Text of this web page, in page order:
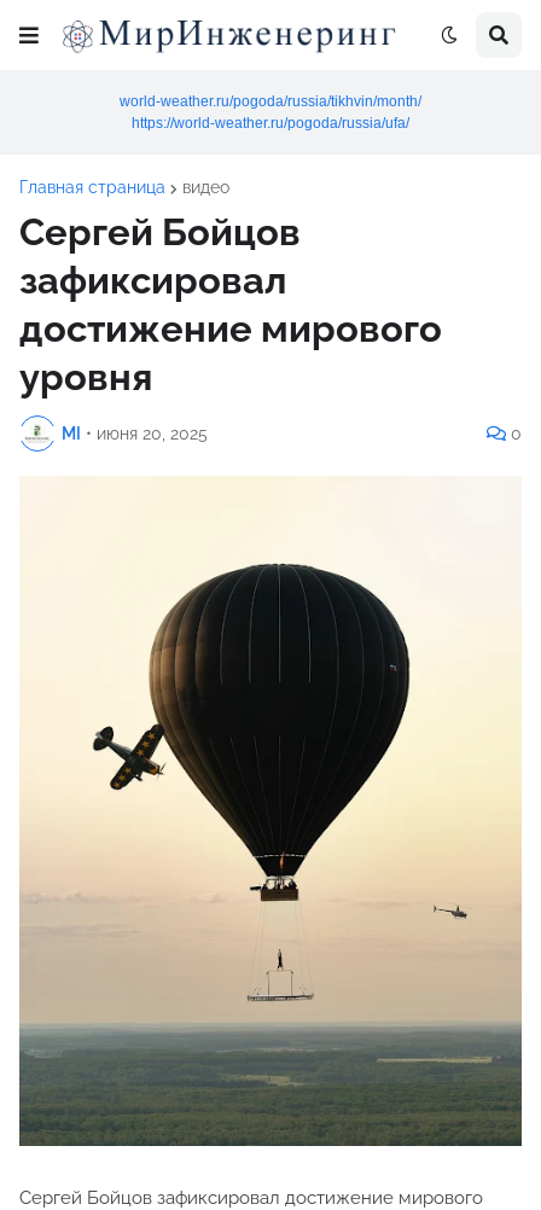
world-weather.ru/pogoda/russia/tikhvin/month/
https://world-weather.ru/pogoda/russia/ufa/
Главная страница видео
Сергей Бойцов
зафиксировал
достижение мирового
уровня
MI • июня 20, 2025 0
Сергей Бойцов зафиксировал достижение мирового